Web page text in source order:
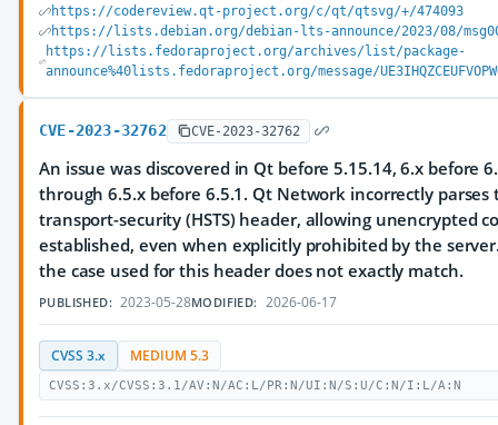
https://codereview.qt-project.org/c/qt/qtsvg/+/474093
https://lists.debian.org/debian-lts-announce/2023/08/
https://lists.fedoraproject.org/archives/list/package-
announce%40lists.fedoraproject.org/message/
CVE-2023-32762 CVE-2023-32762
An issue was discovered in Qt before 5.15.14, 6.x before
through 6.5.x before 6.5.1. Qt Network incorrectly parses
transport-security (HSTS) header, allowing unencrypted
established, even when explicitly prohibited by the
the case used for this header does not exactly match.
PUBLISHED: 2023-05-28MODIFIED: 2026-06-17
CVSS 3.x MEDIUM 5.3
CVSS:3.x/CVSS:3.1/AV:N/AC:L/PR:N/UI:N/S:U/C:N/I:L/A:N